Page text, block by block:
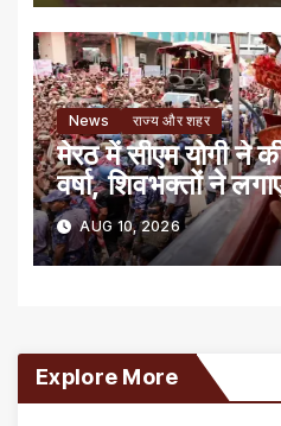
News राज्य और शहर
मेरठ में सीएम योगी ने
वर्षा, शिवभक्तों ने
AUG 10, 2026
Explore More